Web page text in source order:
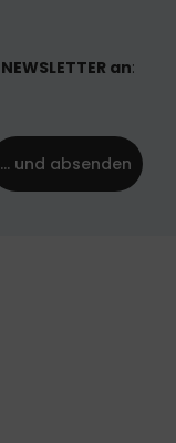
NEWSLETTER an:
... und absenden